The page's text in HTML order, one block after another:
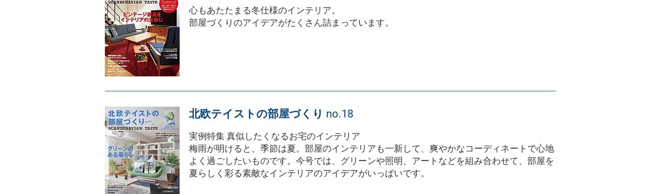
心もあたたまる冬仕様のインテリア。
部屋づくりのアイデアがたくさん詰まっています。
北欧テイストの部屋づくり no.18
実例特集 真似したくなるお宅のインテリア
梅雨が明けると、季節は夏。部屋のインテリアも一新して、爽やかなコーディネートで心地
よく過ごしたいものです。今号では、グリーンや照明、アートなどを組み合わせて、部屋を
夏らしく彩る素敵なインテリアのアイデアがいっぱいです。